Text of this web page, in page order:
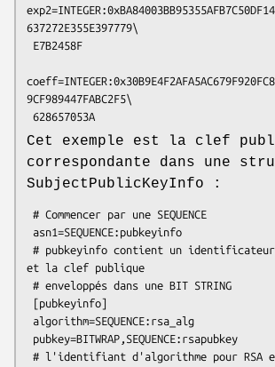
637272E355E397779\
9CF989447FABC2F5\
Cet exemple est la clef
correspondante dans une
SubjectPublicKeyInfo :
et la clef publique